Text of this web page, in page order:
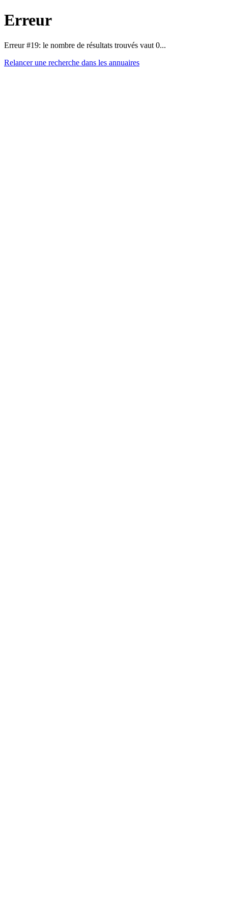
Erreur
Erreur #19: le nombre de résultats trouvés vaut 0...
Relancer une recherche dans les annuaires